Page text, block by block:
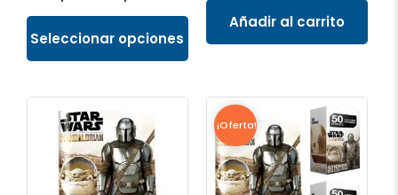
Seleccionar opciones
de
producto
Añadir al carrito
¡Oferta!
precio
original
era:
S/246.00.
precio
actual
es: